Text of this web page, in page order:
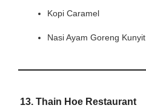
Kopi Caramel
Nasi Ayam Goreng Kunyit
13. Thain Hoe Restaurant